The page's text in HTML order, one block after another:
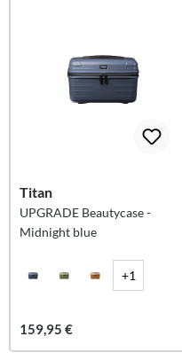
Titan
UPGRADE Beautycase -
Midnight blue
+1
159,95 €